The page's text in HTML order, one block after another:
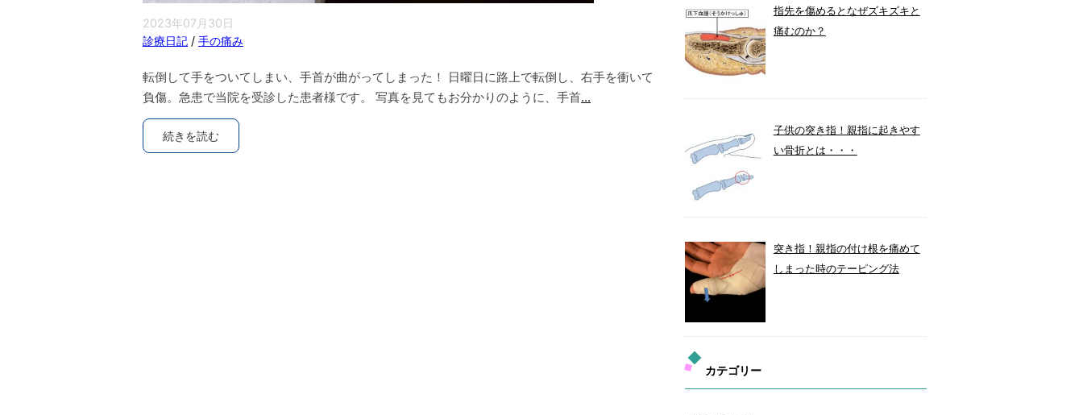
2023年07月30日
診療日記 / 手の痛み
転倒して手をついてしまい、手首が曲がってしまった！ 日曜日に路上で転倒し、右手を衝いて
負傷。急患で当院を受診した患者様です。 写真を見てもお分かりのように、手首...
続きを読む
指先を傷めるとなぜズキズキと
痛むのか？
子供の突き指！親指に起きやす
い骨折とは・・・
突き指！親指の付け根を痛めて
しまった時のテーピング法
カテゴリー